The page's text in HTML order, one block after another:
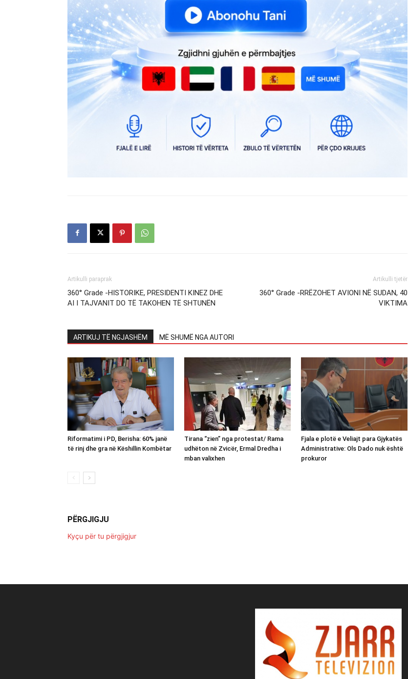
Artikulli paraprak
360° Grade -HISTORIKE, PRESIDENTI KINEZ DHE
AI I TAJVANIT DO TË TAKOHEN TË SHTUNËN
Artikulli tjetër
360° Grade -RRËZOHET AVIONI NË SUDAN, 40
VIKTIMA
ARTIKUJ TË NGJASHËM MË SHUMË NGA AUTORI
Riformatimi i PD, Berisha: 60% janë
të rinj dhe gra në Këshillin Kombëtar
Tirana “zien” nga protestat/ Rama
udhëton në Zvicër, Ermal Dredha i
mban valixhen
Fjala e plotë e Veliajt para Gjykatës
Administrative: Ols Dado nuk është
prokuror
PËRGJIGJU
Kyçu për tu përgjigjur